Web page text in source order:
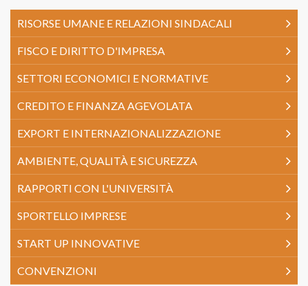
RISORSE UMANE E RELAZIONI SINDACALI
FISCO E DIRITTO D'IMPRESA
SETTORI ECONOMICI E NORMATIVE
CREDITO E FINANZA AGEVOLATA
EXPORT E INTERNAZIONALIZZAZIONE
AMBIENTE, QUALITÀ E SICUREZZA
RAPPORTI CON L'UNIVERSITÀ
SPORTELLO IMPRESE
START UP INNOVATIVE
CONVENZIONI